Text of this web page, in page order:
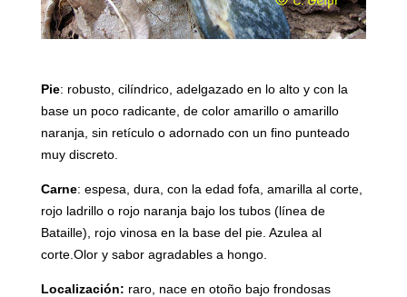
Pie: robusto, cilíndrico, adelgazado en lo alto y con la
base un poco radicante, de color amarillo o amarillo
naranja, sin retículo o adornado con un fino punteado
muy discreto.
Carne: espesa, dura, con la edad fofa, amarilla al corte,
rojo ladrillo o rojo naranja bajo los tubos (línea de
Bataille), rojo vinosa en la base del pie. Azulea al
corte.Olor y sabor agradables a hongo.
Localización: raro, nace en otoño bajo frondosas